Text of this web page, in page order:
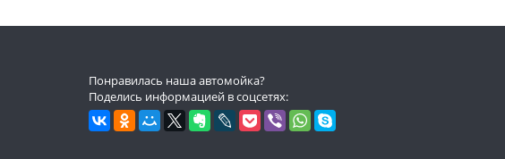
Понравилась наша автомойка?
Поделись информацией в соцсетях: